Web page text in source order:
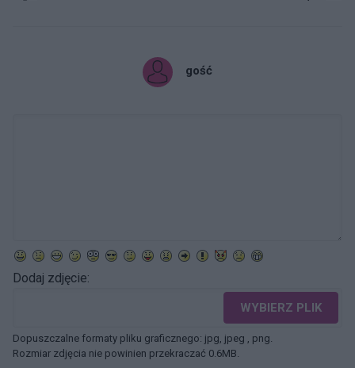
gość
Dodaj zdjęcie:
WYBIERZ PLIK
Dopuszczalne formaty pliku graficznego: jpg, jpeg , png.
Rozmiar zdjęcia nie powinien przekraczać 0.6MB.